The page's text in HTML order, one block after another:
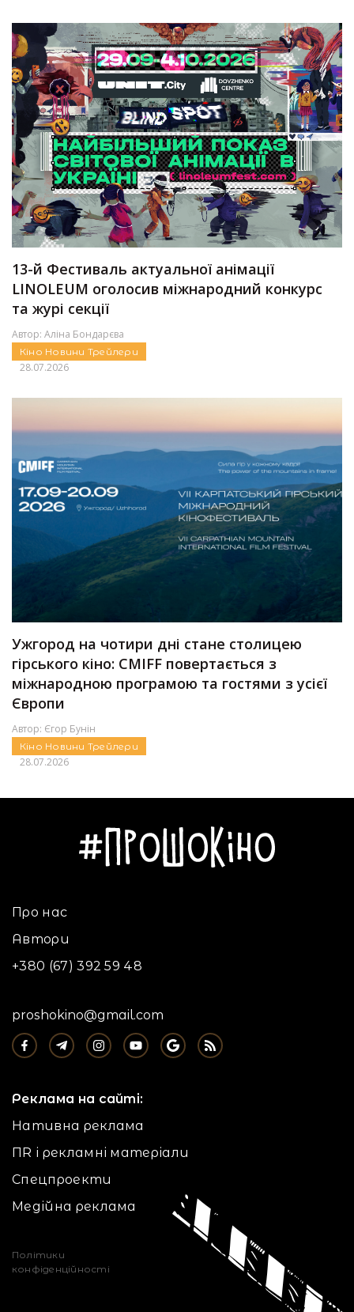
13-й Фестиваль актуальної анімації
LINOLEUM оголосив міжнародний конкурс
та журі секції
Автор: Аліна Бондарєва
Кіно Новини Трейлери
28.07.2026
Ужгород на чотири дні стане столицею
гірського кіно: CMIFF повертається з
міжнародною програмою та гостями з усієї
Європи
Автор: Єгор Бунін
Кіно Новини Трейлери
28.07.2026
Про нас
Автори
+380 (67) 392 59 48
proshokino@gmail.com
Реклама на сайті:
Нативна реклама
ПR і рекламні матеріали
Спецпроекти
Медійна реклама
Політики
конфіденційності